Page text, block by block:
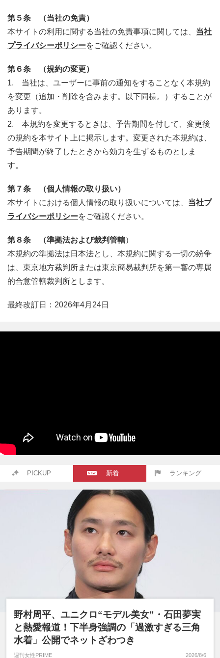
第５条 （当社の免責）
本サイトの利用に関する当社の免責事項に関しては、 当社
プライバシーポリシーをご確認ください。
第６条 （規約の変更）
1. 当社は、ユーザーに事前の通知をすることなく本規約
を変更（追加・削除を含みます。以下同様。）することが
あります。
2. 本規約を変更するときは、予告期間を付して、変更後
の規約を本サイト上に掲示します。変更された本規約は、
予告期間が終了したときから効力を生ずるものとしま
す。
第７条 （個人情報の取り扱い）
本サイトにおける個人情報の取り扱いについては、 当社プ
ライバシーポリシーをご確認ください。
第８条 （準拠法および裁判管轄）
本規約の準拠法は日本法とし、本規約に関する一切の紛争
は、東京地方裁判所または東京簡易裁判所を第一審の専属
的合意管轄裁判所とします。
最終改訂日：2026年4月24日
PICKUP 新着 ランキング
野村周平、ユニクロ“モデル美女”・石田夢実
と熱愛報道！下半身強調の「過激すぎる三角
水着」公開でネットざわつき
週刊女性PRIME 2026/8/6